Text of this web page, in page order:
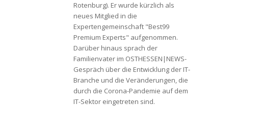
Rotenburg). Er wurde kürzlich als
neues Mitglied in die
Expertengemeinschaft "Best99
Premium Experts" aufgenommen.
Darüber hinaus sprach der
Familienvater im OSTHESSEN|NEWS-
Gespräch über die Entwicklung der IT-
Branche und die Veränderungen, die
durch die Corona-Pandemie auf dem
IT-Sektor eingetreten sind.